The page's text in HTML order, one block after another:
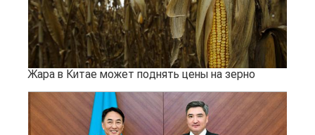
Жара в Китае может поднять цены на зерно